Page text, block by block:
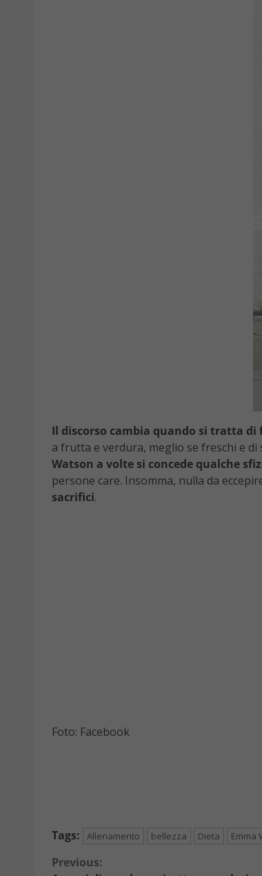
Il discorso cambia quando si tratta
a frutta e verdura, meglio se freschi e
Watson a volte si concede qualche
persone care. Insomma, nulla da
sacrifici.
Foto: Facebook
Tags: Allenamento bellezza Dieta Emma
Continue
Previous: